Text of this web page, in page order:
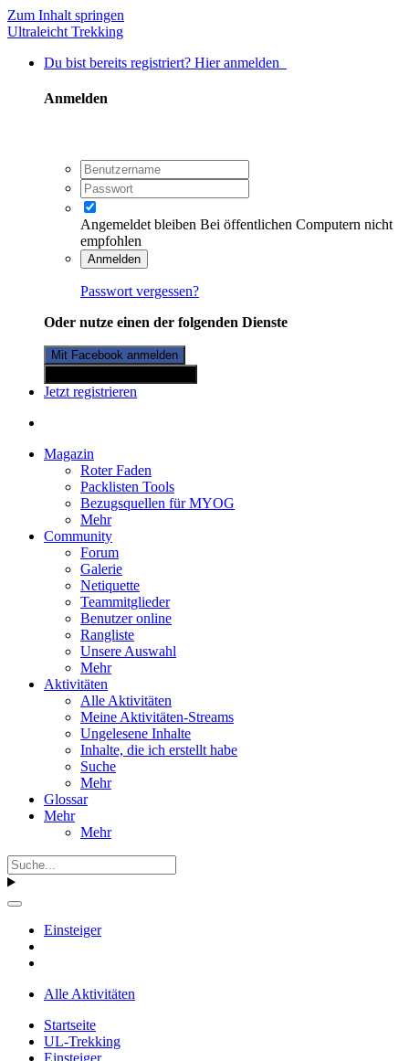
Zum Inhalt springen
Ultraleicht Trekking
Du bist bereits registriert? Hier anmelden
Anmelden
Angemeldet bleiben Bei öffentlichen Computern nicht
empfohlen
Anmelden
Passwort vergessen?
Oder nutze einen der folgenden Dienste
Mit Facebook anmelden
Jetzt registrieren
Magazin
Roter Faden
Packlisten Tools
Bezugsquellen für MYOG
Mehr
Community
Forum
Galerie
Netiquette
Teammitglieder
Benutzer online
Rangliste
Unsere Auswahl
Mehr
Aktivitäten
Alle Aktivitäten
Meine Aktivitäten-Streams
Ungelesene Inhalte
Inhalte, die ich erstellt habe
Suche
Mehr
Glossar
Mehr
Mehr
Einsteiger
Alle Aktivitäten
Startseite
UL-Trekking
Einsteiger